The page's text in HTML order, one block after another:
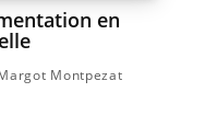
en
Montpezat